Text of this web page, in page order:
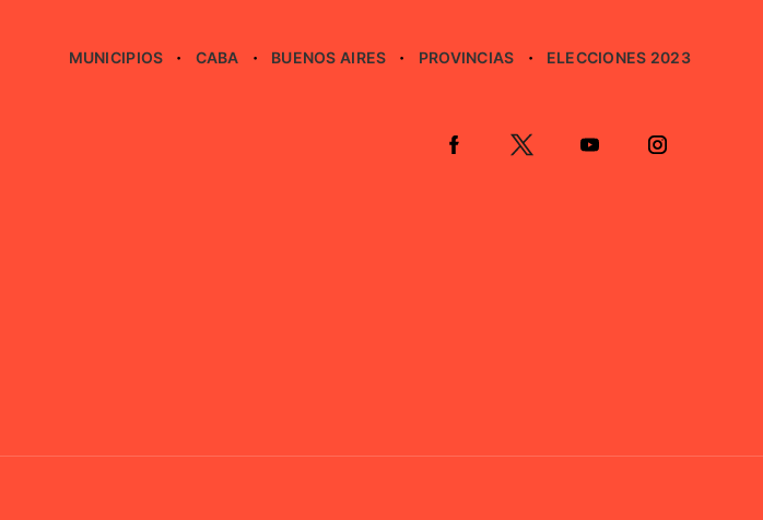
MUNICIPIOS CABA BUENOS AIRES PROVINCIAS ELECCIONES 2023